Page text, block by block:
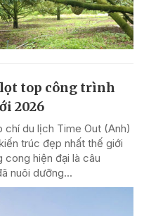
top công trình
2026
du lịch Time Out (Anh)
trúc đẹp nhất thế giới
cong hiện đại là câu
nuôi dưỡng...